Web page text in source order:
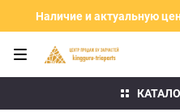
Наличие и актуальную